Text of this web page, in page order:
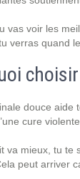
vas voir les
verras quand
douce aide
cure
va mieux, tu te
peut arriver